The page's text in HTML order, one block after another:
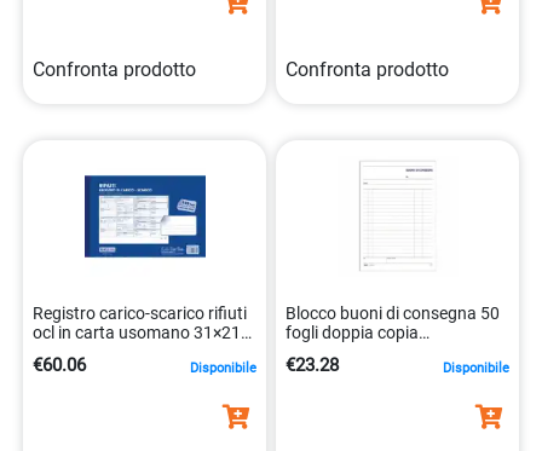
Confronta prodotto Confronta prodotto
Registro carico-scarico rifiuti
ocl in carta usomano 31×21
8032611913754
€60.06 Disponibile
Blocco buoni di consegna 50
fogli doppia copia
8032611913648
€23.28 Disponibile